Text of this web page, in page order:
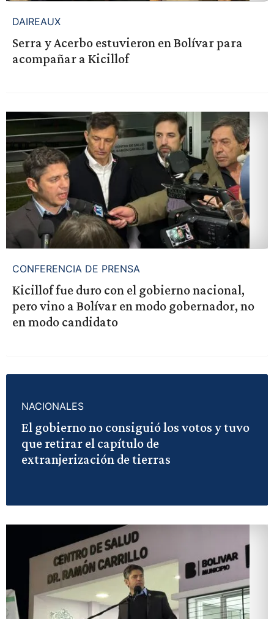
DAIREAUX
Serra y Acerbo estuvieron en Bolívar para
acompañar a Kicillof
CONFERENCIA DE PRENSA
Kicillof fue duro con el gobierno nacional,
pero vino a Bolívar en modo gobernador, no
en modo candidato
NACIONALES
El gobierno no consiguió los votos y tuvo
que retirar el capítulo de
extranjerización de tierras